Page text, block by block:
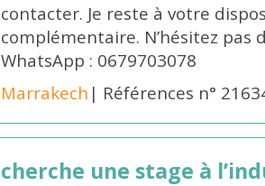
contacter. Je reste à votre
complémentaire. N’hésitez
WhatsApp : 0679703078
Marrakech | Références n°
cherche une stage à